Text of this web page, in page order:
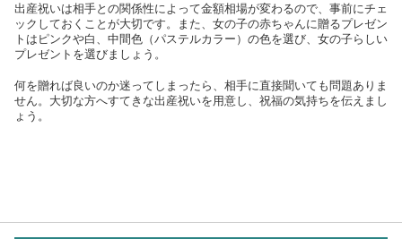
出産祝いは相手との関係性によって金額相場が変わるので、事前にチェ
ックしておくことが大切です。また、女の子の赤ちゃんに贈るプレゼン
トはピンクや白、中間色（パステルカラー）の色を選び、女の子らしい
プレゼントを選びましょう。
何を贈れば良いのか迷ってしまったら、相手に直接聞いても問題ありま
せん。大切な方へすてきな出産祝いを用意し、祝福の気持ちを伝えまし
ょう。